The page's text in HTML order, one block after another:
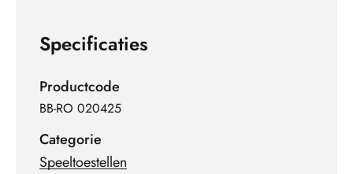
Specificaties
Productcode
BB-RO 020425
Categorie
Speeltoestellen